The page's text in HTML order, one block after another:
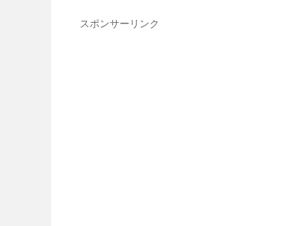
スポンサーリンク